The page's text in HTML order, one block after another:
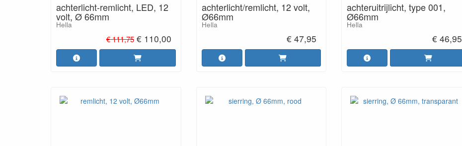
achterlicht-remlicht, LED, 12
volt, Ø 66mm
Hella
€ 111,75 € 110,00
achterlicht/remlicht, 12 volt,
Ø66mm
Hella
€ 47,95
achteruitrijlicht, type 001,
Ø66mm
Hella
€ 46,95